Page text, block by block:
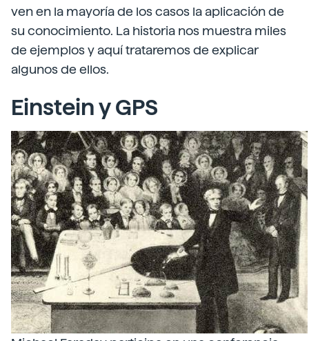
ven en la mayoría de los casos la aplicación de
su conocimiento. La historia nos muestra miles
de ejemplos y aquí trataremos de explicar
algunos de ellos.
Einstein y GPS